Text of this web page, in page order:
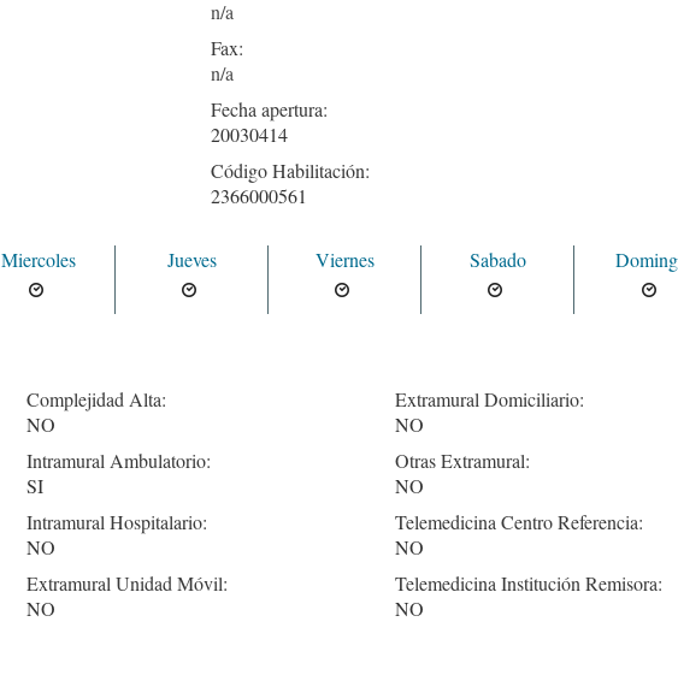
Fax:
Fecha apertura:
20030414
Código Habilitación:
2366000561
Miercoles Jueves Viernes Sabado
Complejidad Alta:
NO
Intramural Ambulatorio:
SI
Intramural Hospitalario:
NO
Extramural Unidad Móvil:
NO
Extramural Domiciliario:
NO
Otras Extramural:
NO
Telemedicina Centro Referencia:
NO
Telemedicina Institución Remisora:
NO